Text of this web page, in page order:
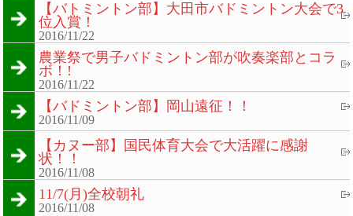
【バトミントン部】大田市バドミントン大会で3
位入賞！
2016/11/22
農業祭で男子バドミントン部が吹奏楽部とコラ
ボ！!
2016/11/22
【バドミントン部】岡山遠征！！
2016/11/09
【カヌー部】国民体育大会で大活躍に感謝
状！！
2016/11/08
11/7(月)全校朝礼
2016/11/08